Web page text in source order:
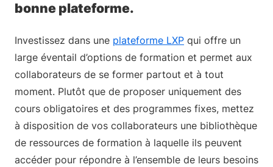
bonne plateforme.
Investissez dans une plateforme LXP qui offre un
large éventail d’options de formation et permet aux
collaborateurs de se former partout et à tout
moment. Plutôt que de proposer uniquement des
cours obligatoires et des programmes fixes, mettez
à disposition de vos collaborateurs une bibliothèque
de ressources de formation à laquelle ils peuvent
accéder pour répondre à l’ensemble de leurs besoins